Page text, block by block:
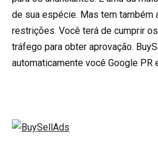
de sua espécie. Mas tem também
restrições. Você terá de cumprir
tráfego para obter aprovação.
automaticamente você Google PR